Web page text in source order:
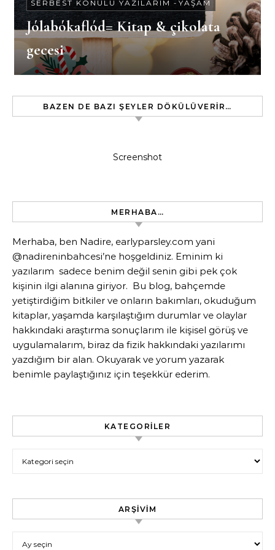
SERBEST KONULU YAZILARIM - YAŞAM
Jólabókaflód= Kitap & çikolata
gecesi
BAZEN DE BAZI ŞEYLER DÖKÜLÜVERIR…
Screenshot
MERHABA…
Merhaba, ben Nadire, earlyparsley.com yani
@nadireninbahcesi’ne hoşgeldiniz. Eminim ki
yazılarım sadece benim değil senin gibi pek çok
kişinin ilgi alanına giriyor. Bu blog, bahçemde
yetiştirdiğim bitkiler ve onların bakımları, okuduğum
kitaplar, yaşamda karşılaştığım durumlar ve olaylar
hakkındaki araştırma sonuçlarım ile kişisel görüş ve
uygulamalarım, biraz da fizik hakkındaki yazılarımı
yazdığım bir alan. Okuyarak ve yorum yazarak
benimle paylaştığınız için teşekkür ederim.
KATEGORILER
ARŞIVIM